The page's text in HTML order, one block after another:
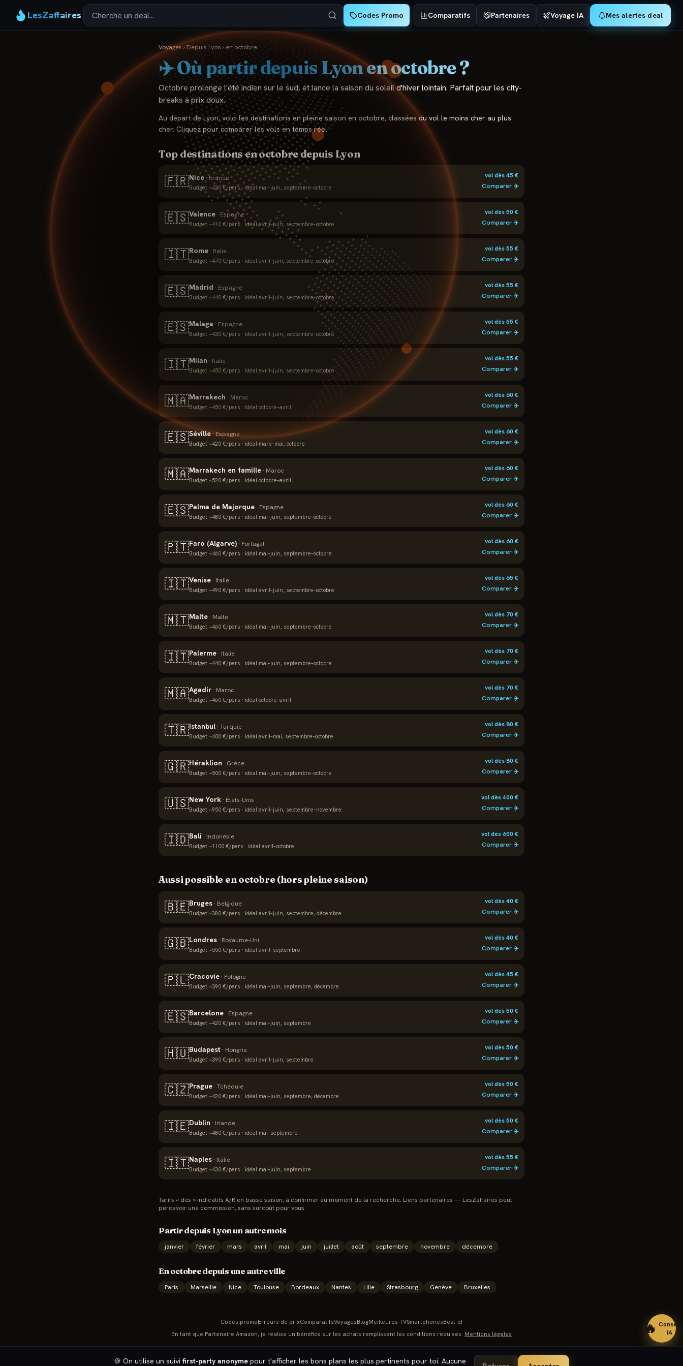
LesZaffaires Codes Promo Comparatifs Partenaires Voyage IA Mes alertes deal
Voyages› Depuis Lyon › en octobre
✈️ Où partir depuisLyonenoctobre?
Octobre prolonge l'été indien sur le sud, et lance la saison du soleil d'hiver lointain. Parfait pour les city-
breaks à prix doux.
Au départ deLyon, voici les destinations en pleine saison en octobre, classées du vol le moins cher au plus
cher. Cliquez pour comparer les vols en temps réel.
Top destinations enoctobredepuis Lyon
🇫🇷Nice ·France
Budget ~420 €/pers · idéal mai–juin, septembre–octobre
vol dès45 €
Comparer ✈️
🇪🇸Valence · Espagne
Budget ~410 €/pers · idéalavril–juin, septembre–octobre
vol dès50€
Comparer ✈️
🇮🇹Rome · Italie
Budget ~470 €/pers · idéal avril–juin, septembre–octobre
vol dès55 €
Comparer ✈️
🇪🇸Madrid · Espagne
Budget ~440 €/pers · idéal avril–juin, septembre–octobre
vol dès55 €
Comparer ✈️
🇪🇸Malaga · Espagne
Budget ~430 €/pers · idéal avril–juin, septembre–octobre
vol dès55 €
Comparer ✈️
🇮🇹Milan · Italie
Budget ~450 €/pers · idéal avril–juin, septembre–octobre
vol dès55 €
Comparer ✈️
🇲🇦Marrakech · Maroc
Budget ~450 €/pers · idéal octobre–avril
vol dès60€
Comparer ✈️
🇪🇸Séville·Espagne
Budget ~420 €/pers · idéal mars–mai, octobre
vol dès60€
Comparer ✈️
🇲🇦Marrakech en famille · Maroc
Budget ~520 €/pers · idéal octobre–avril
vol dès60€
Comparer ✈️
🇪🇸Palma de Majorque · Espagne
Budget ~480 €/pers · idéal mai–juin, septembre–octobre
vol dès60€
Comparer ✈️
🇵🇹Faro (Algarve) · Portugal
Budget ~460 €/pers · idéal mai–juin, septembre–octobre
vol dès60€
Comparer ✈️
🇮🇹Venise · Italie
Budget ~490 €/pers · idéal avril–juin, septembre–octobre
vol dès65 €
Comparer ✈️
🇲🇹Malte · Malte
Budget ~460 €/pers · idéal mai–juin, septembre–octobre
vol dès 70€
Comparer ✈️
🇮🇹Palerme · Italie
Budget ~440 €/pers · idéal mai–juin, septembre–octobre
vol dès 70€
Comparer ✈️
🇲🇦Agadir · Maroc
Budget ~460 €/pers · idéal octobre–avril
vol dès 70€
Comparer ✈️
🇹🇷Istanbul · Turquie
Budget ~400 €/pers · idéal avril–mai, septembre–octobre
vol dès80€
Comparer ✈️
🇬🇷Héraklion · Grèce
Budget ~500 €/pers · idéal mai–juin, septembre–octobre
vol dès80€
Comparer ✈️
🇺🇸New York · États-Unis
Budget ~950 €/pers · idéal avril–juin, septembre–novembre
vol dès400€
Comparer ✈️
🇮🇩Bali · Indonésie
Budget ~1100 €/pers · idéal avril–octobre
vol dès600€
Comparer ✈️
Aussi possible enoctobre (hors pleine saison)
🇧🇪Bruges · Belgique
Budget ~380 €/pers · idéal avril–juin, septembre, décembre
vol dès40€
Comparer ✈️
🇬🇧Londres · Royaume-Uni
Budget ~550 €/pers · idéal avril–septembre
vol dès40€
Comparer ✈️
🇵🇱Cracovie · Pologne
Budget ~390 €/pers · idéal mai–juin, septembre, décembre
vol dès45 €
Comparer ✈️
🇪🇸Barcelone · Espagne
Budget ~420 €/pers · idéal mai–juin, septembre
vol dès50€
Comparer ✈️
🇭🇺Budapest · Hongrie
Budget ~390 €/pers · idéal avril–juin, septembre
vol dès50€
Comparer ✈️
🇨🇿Prague · Tchéquie
Budget ~420 €/pers · idéal mai–juin, septembre, décembre
vol dès50€
Comparer ✈️
🇮🇪Dublin · Irlande
Budget ~480 €/pers · idéal mai–septembre
vol dès50€
Comparer ✈️
🇮🇹Naples · Italie
Budget ~430 €/pers · idéal mai–juin, septembre
vol dès55 €
Comparer ✈️
Tarifs « dès » indicatifs A/R en basse saison, à confirmer au moment de la recherche. Liens partenaires — LesZaffaires peut
percevoir une commission, sans surcoût pour vous.
Partir depuis Lyonun autre mois
janvier février mars avril mai juin juillet août septembre novembre décembre
Enoctobredepuis une autre ville
Paris Marseille Nice Toulouse Bordeaux Nantes Lille Strasbourg Genève Bruxelles
🔥 Conseil
IA
🍪 On utilise un suivifirst-party anonyme pour t'afficher les bons plans les plus pertinents pour toi. Aucune
Codes promoErreurs de prixComparatifsVoyagesBlogMeilleures TVSmartphonesBest-of
En tant que Partenaire Amazon, je réalise un bénéfice sur les achats remplissant les conditions requises. Mentions légales